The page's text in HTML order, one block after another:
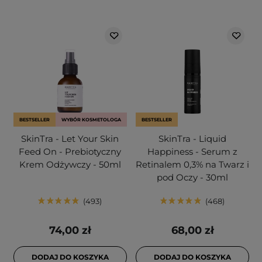
BESTSELLER WYBÓR KOSMETOLOGA
SkinTra - Let Your Skin
Feed On - Prebiotyczny
Krem Odżywczy - 50ml
493
74,00 zł
DODAJ DO KOSZYKA
BESTSELLER
SkinTra - Liquid
Happiness - Serum z
Retinalem 0,3% na Twarz i
pod Oczy - 30ml
468
68,00 zł
DODAJ DO KOSZYKA